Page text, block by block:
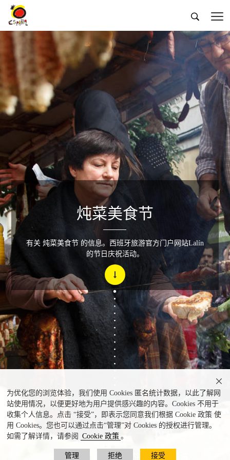
 
为优化您的浏览体验，我们使用 Cookies 匿名统计数据，以此了解网
站使用情况，以便更好地为用户提供感兴趣的内容。Cookies 不用于
收集个人信息。点击 “接受”，即表示您同意我们根据 Cookie 政策 使
用 Cookies。您也可以通过点击“管理”对 Cookies 的授权进行管理。
如需了解详情，请参阅
Cookie 政策 。
管理 拒绝 接受

“炖菜节”的铜管乐队花车游行和戏剧表演
炖菜美食节
有关 炖菜美食节 的信息。西班牙旅游官方门户网站Lalín
的节日庆祝活动。